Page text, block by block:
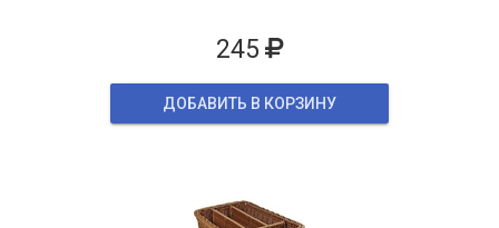
245
ДОБАВИТЬ В КОРЗИНУ